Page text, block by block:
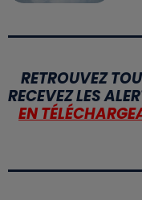
RETROUVEZ
RECEVEZ LES
EN